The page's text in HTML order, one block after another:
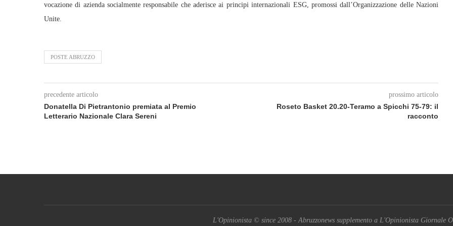
vocazione di azienda socialmente responsabile che aderisce ai principi internazionali ESG, promossi dall’Organizzazione delle Nazioni
Unite.
POSTE ABRUZZO
precedente articolo
Donatella Di Pietrantonio premiata al Premio
Letterario Nazionale Clara Sereni
prossimo articolo
Roseto Basket 20.20-Teramo a Spicchi 75-79: il
racconto
L'Opinionista © since 2008 - Abruzzonews supplemento a L'Opinionista Giornale